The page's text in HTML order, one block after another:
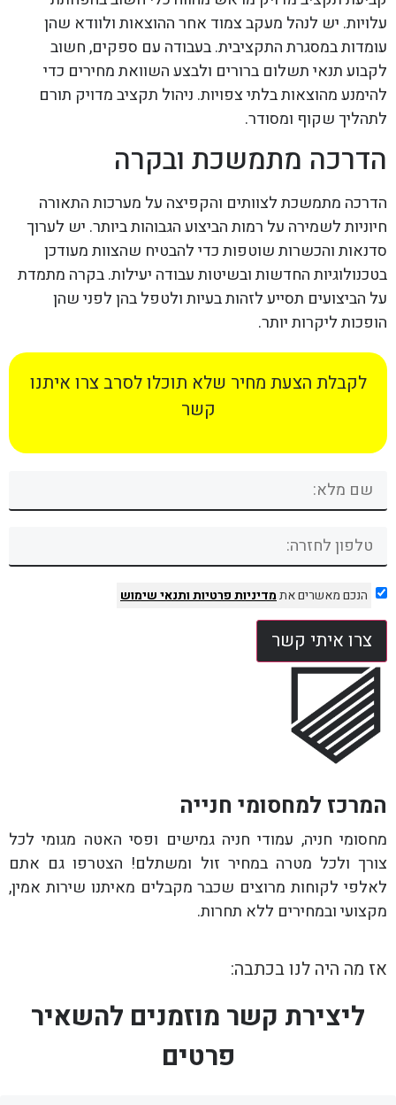
עלויות. יש לנהל מעקב צמוד אחר ההוצאות ולוודא שהן
עומדות במסגרת התקציבית. בעבודה עם ספקים, חשוב
לקבוע תנאי תשלום ברורים ולבצע השוואת מחירים כדי
להימנע מהוצאות בלתי צפויות. ניהול תקציב מדויק תורם
לתהליך שקוף ומסודר.
הדרכה מתמשכת ובקרה
הדרכה מתמשכת לצוותים והקפיצה על מערכות התאורה
חיוניות לשמירה על רמות הביצוע הגבוהות ביותר. יש לערוך
סדנאות והכשרות שוטפות כדי להבטיח שהצוות מעודכן
בטכנולוגיות החדשות ובשיטות עבודה יעילות. בקרה מתמדת
על הביצועים תסייע לזהות בעיות ולטפל בהן לפני שהן
הופכות ליקרות יותר.
לקבלת הצעת מחיר שלא תוכלו לסרב צרו איתנו
קשר
הנכם מאשרים אתמדיניות פרטיותותנאי שימוש
צרו איתי קשר
המרכז למחסומי חנייה
מחסומי חניה, עמודי חניה גמישים ופסי האטה מגומי לכל
צורך ולכל מטרה במחיר זול ומשתלם! הצטרפו גם אתם
לאלפי לקוחות מרוצים שכבר מקבלים מאיתנו שירות אמין,
מקצועי ובמחירים ללא תחרות.
אז מה היה לנו בכתבה:
ליצירת קשר מוזמנים להשאיר
פרטים